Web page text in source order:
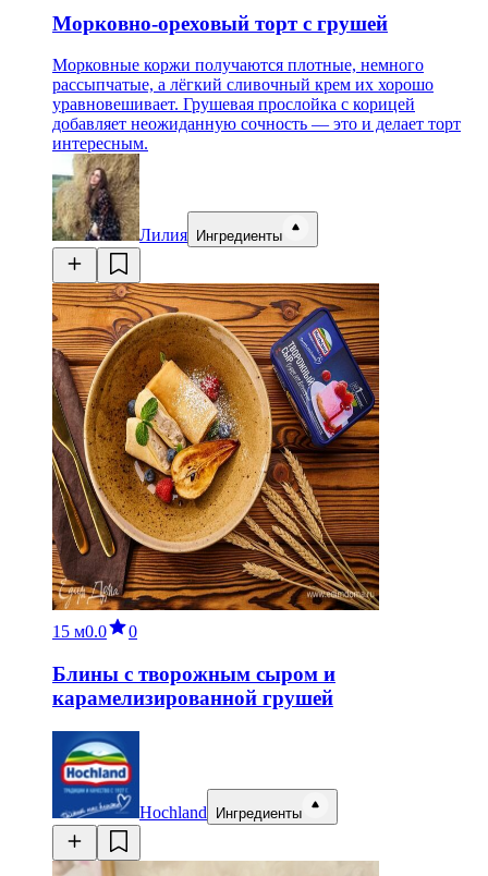
Морковно-ореховый торт с грушей
Морковные коржи получаются плотные, немного
рассыпчатые, а лёгкий сливочный крем их хорошо
уравновешивает. Грушевая прослойка с корицей
добавляет неожиданную сочность — это и делает торт
интересным.
Лилия Ингредиенты
15 м0.0 0
Блины с творожным сыром и
карамелизированной грушей
Hochland Ингредиенты